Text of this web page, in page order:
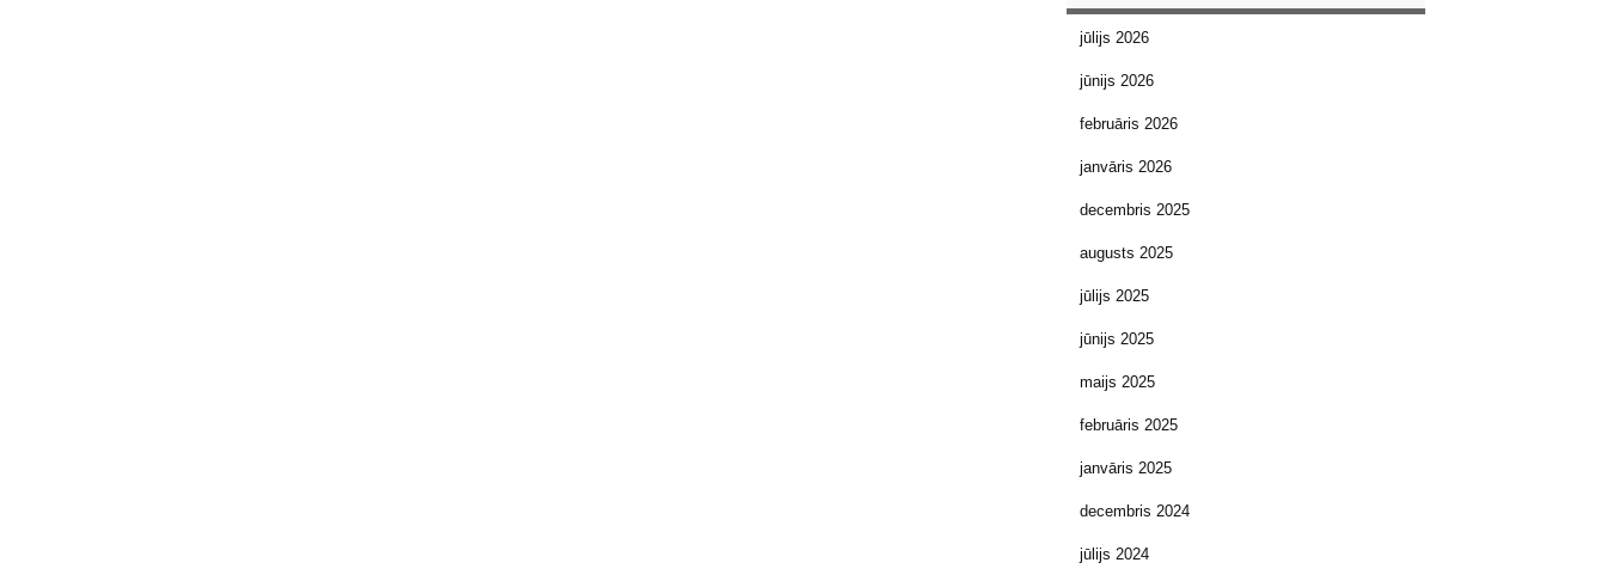
jūlijs 2026
jūnijs 2026
februāris 2026
janvāris 2026
decembris 2025
augusts 2025
jūlijs 2025
jūnijs 2025
maijs 2025
februāris 2025
janvāris 2025
decembris 2024
jūlijs 2024